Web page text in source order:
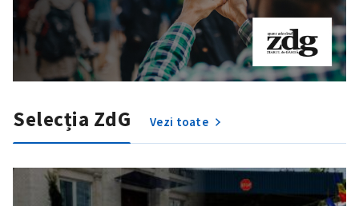
Selecția ZdG Vezi toate